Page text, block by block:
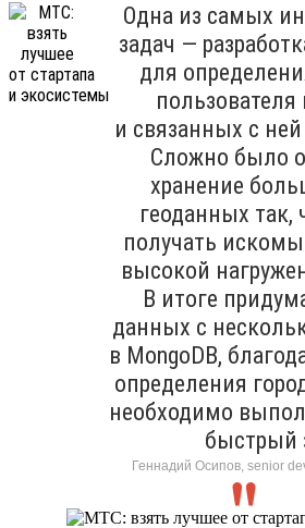
Одна из самых
задач —
для
пользователя
и связанных с
Сложно было
хранение
геоданных
получать
высокой
В итоге
данных с
в MongoDB,
определения
необходимо
быстрый
Геннадий Осипов, senior